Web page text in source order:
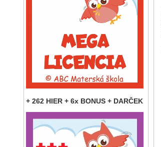
+ 262 HIER + 6x BONUS + DARČEK